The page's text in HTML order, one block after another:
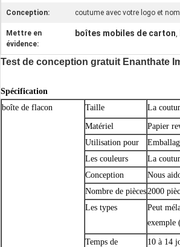
Conception: coutume avec votre logo et nom
Mettre en
évidence:
boîtes mobiles de carton,
Test de conception gratuit Enanthate
Spécification
boîte de flacon
Taille La
Matériel
Papier
Utilisation pour
Les couleurs
La
Conception
Nous
Nombre de pièces2000
Les types
Peut
exemple
Temps de
10 à 14